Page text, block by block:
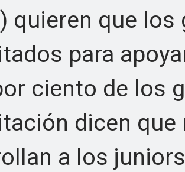
quieren que los
para
ciento de los
dicen
a los